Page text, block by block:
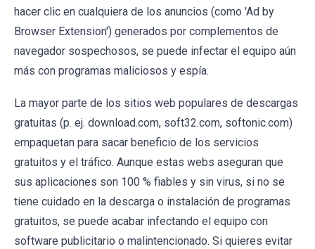
hacer clic en cualquiera de los anuncios (como 'Ad by
Browser Extension') generados por complementos de
navegador sospechosos, se puede infectar el equipo aún
más con programas maliciosos y espía.
La mayor parte de los sitios web populares de descargas
gratuitas (p. ej. download.com, soft32.com, softonic.com)
empaquetan para sacar beneficio de los servicios
gratuitos y el tráfico. Aunque estas webs aseguran que
sus aplicaciones son 100 % fiables y sin virus, si no se
tiene cuidado en la descarga o instalación de programas
gratuitos, se puede acabar infectando el equipo con
software publicitario o malintencionado. Si quieres evitar